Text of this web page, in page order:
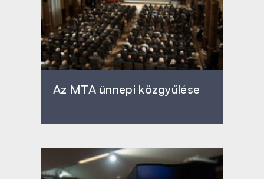
Az MTA ünnepi közgyűlése